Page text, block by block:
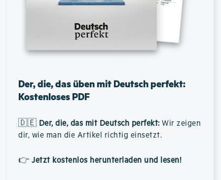
Der, die, das üben mit Deutsch perfekt:
Kostenloses PDF
🇩🇪 Der, die, das mit Deutsch perfekt: Wir zeigen
dir, wie man die Artikel richtig einsetzt.
👉 Jetzt kostenlos herunterladen und lesen!